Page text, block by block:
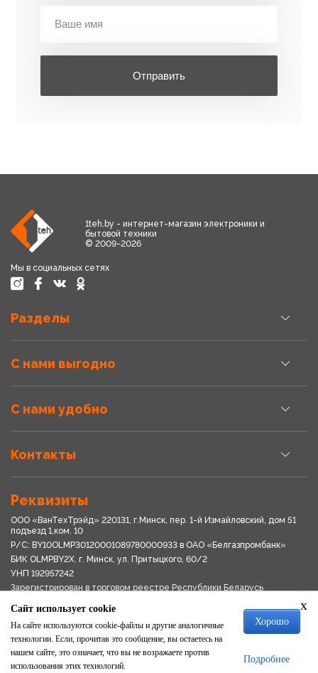
Отправить
1teh.by - интернет-магазин электроники и
бытовой техники
© 2009-2026
Мы в социальных сетях
Разделы
С нами выгодно
С нами удобно
Контакты
Реквизиты
ООО «ВанТехТрэйд» 220131, г.Минск, пер. 1-й Измайловский, дом 51
подъезд 1,ком. 10
Р/С: BY10OLMP30120001089780000933 в OАО «Белгазпромбанк»
БИК OLMPBY2X. г. Минск, ул. Притыцкого, 60/2
УНП 192957242
Зарегистрирован в торговом реестре Республики Беларусь
Свидетельство о регистрации № 192957242выдано 18.08.2017
Мингориспоплком
Политика обработки персональных данных
Положение о системе видеонаблюдения
Политика в отношении обработки файлов cookie
x
Сайт использует cookie
На сайте используются cookie-файлы и другие аналогичные
технологии. Если, прочитав это сообщение, вы остаетесь на
нашем сайте, это означает, что вы не возражаете против
использования этих технологий.
Хорошо
Подробнее